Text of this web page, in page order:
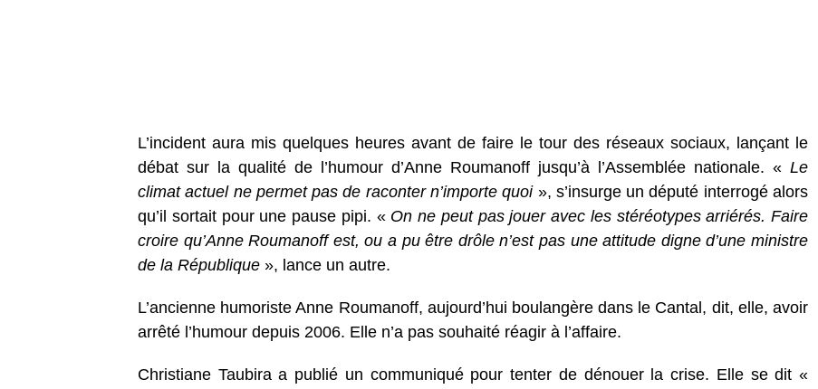
L’incident aura mis quelques heures avant de faire le tour des réseaux sociaux, lançant le
débat sur la qualité de l’humour d’Anne Roumanoff jusqu’à l’Assemblée nationale. « Le
climat actuel ne permet pas de raconter n’importe quoi», s’insurge un député interrogé alors
qu’il sortait pour une pause pipi. « On ne peut pas jouer avec les stéréotypes arriérés. Faire
croire qu’Anne Roumanoff est, ou a pu être drôle n’est pas une attitude digne d’une ministre
de la République », lance un autre.
L’ancienne humoriste Anne Roumanoff, aujourd’hui boulangère dans le Cantal, dit, elle, avoir
arrêté l’humour depuis 2006. Elle n’a pas souhaité réagir à l’affaire.
Christiane Taubira a publié un communiqué pour tenter de dénouer la crise. Elle se dit «